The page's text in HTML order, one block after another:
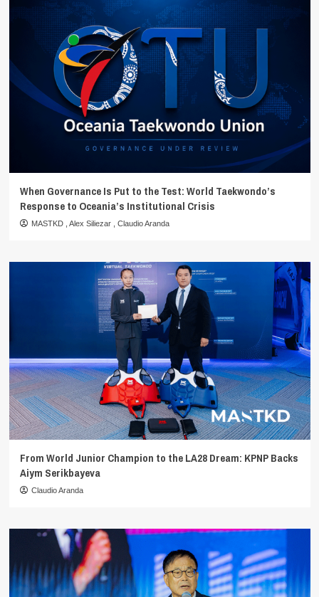
When Governance Is Put to the Test: World Taekwondo’s
Response to Oceania’s Institutional Crisis
MASTKD , Alex Siliezar , Claudio Aranda
From World Junior Champion to the LA28 Dream: KPNP Backs
Aiym Serikbayeva
Claudio Aranda